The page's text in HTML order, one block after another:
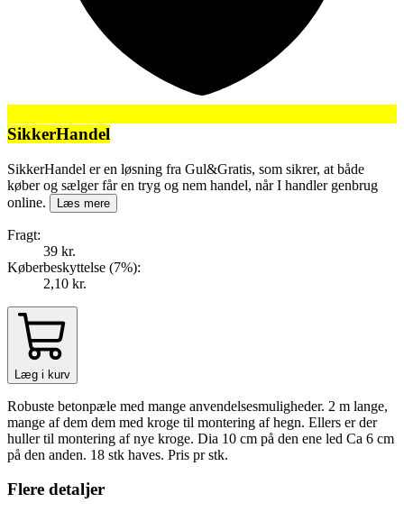
SikkerHandel
SikkerHandel er en løsning fra Gul&Gratis, som sikrer, at både
køber og sælger får en tryg og nem handel, når I handler genbrug
online.
Læs mere
Fragt:
39 kr.
Køberbeskyttelse (7%):
2,10 kr.
Læg i kurv
Robuste betonpæle med mange anvendelsesmuligheder. 2 m lange,
mange af dem dem med kroge til montering af hegn. Ellers er der
huller til montering af nye kroge. Dia 10 cm på den ene led Ca 6 cm
på den anden. 18 stk haves. Pris pr stk.
Flere detaljer